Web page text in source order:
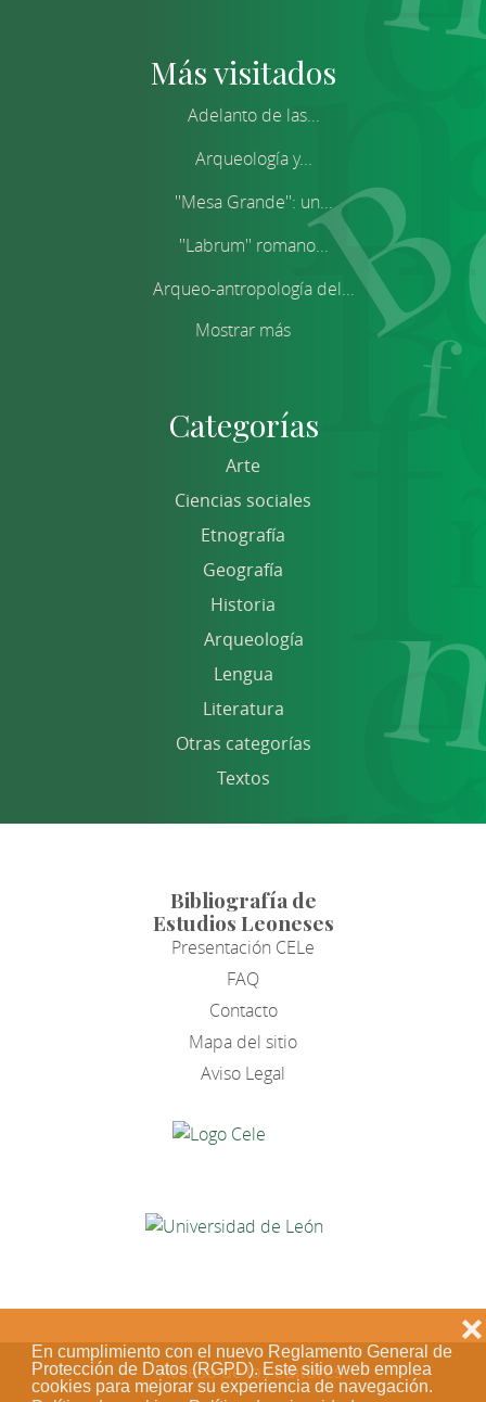
En cumplimiento con el nuevo Reglamento General de
Protección de Datos (RGPD). Este sitio web emplea
cookies para mejorar su experiencia de navegación.
❌
Más visitados
Adelanto de las...
Arqueología y...
''Mesa Grande'': un...
''Labrum'' romano...
Arqueo-antropología del...
Mostrar más
Categorías
Arte
Ciencias sociales
Etnografía
Geografía
Historia
Arqueología
Lengua
Literatura
Otras categorías
Textos
Bibliografía de
Estudios Leoneses
Presentación CELe
FAQ
Contacto
Mapa del sitio
Aviso Legal
Acceso de los editores